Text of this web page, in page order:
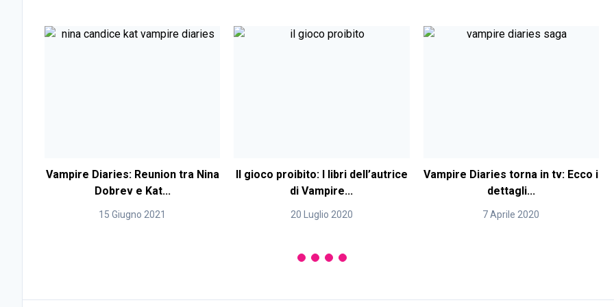
Vampire Diaries: Reunion tra Nina
Dobrev e Kat...
15 Giugno 2021
Il gioco proibito: I libri dell’autrice
di Vampire...
20 Luglio 2020
Vampire Diaries torna in tv: Ecco i
dettagli...
7 Aprile 2020